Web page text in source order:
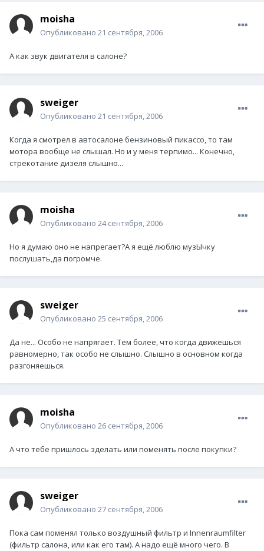
moisha
Опубликовано 21 сентября, 2006
А как звук двигателя в салоне?
sweiger
Опубликовано 21 сентября, 2006
Когда я смотрел в автосалоне бензиновый пикассо, то там
мотора вообще не слышал. Но и у меня терпимо... Конечно,
стрекотание дизеля слышно...
moisha
Опубликовано 24 сентября, 2006
Но я думаю оно не напрегает?А я ещё люблю музЫчку
послушать,да погромче.
sweiger
Опубликовано 25 сентября, 2006
Да не... Особо не напрягает. Тем более, что когда движешься
равномерно, так особо не слышно. Слышно в основном когда
разгоняешься.
moisha
Опубликовано 26 сентября, 2006
А что тебе пришлось зделать или поменять после покупки?
sweiger
Опубликовано 27 сентября, 2006
Пока сам поменял только воздушный фильтр и Innenraumfilter
(фильтр салона, или как его там). А надо ещё много чего. В